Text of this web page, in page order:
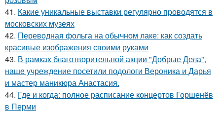
41. Какие уникальные выставки регулярно проводятся в
московских музеях
42. Переводная фольга на обычном лаке: как создать
красивые изображения своими руками
43. В рамках благотворительной акции "Добрые Дела",
наше учреждение посетили подологи Вероника и Дарья
и мастер маникюра Анастасия.
44. Где и когда: полное расписание концертов Горшенёв
в Перми